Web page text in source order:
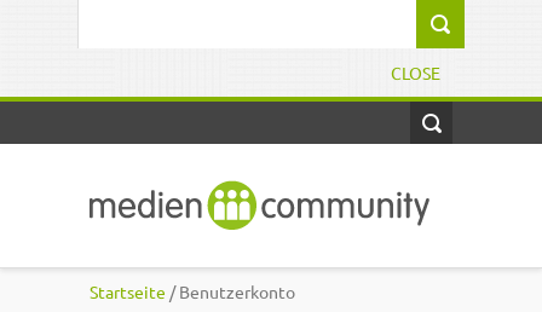
CLOSE
Startseite / Benutzerkonto